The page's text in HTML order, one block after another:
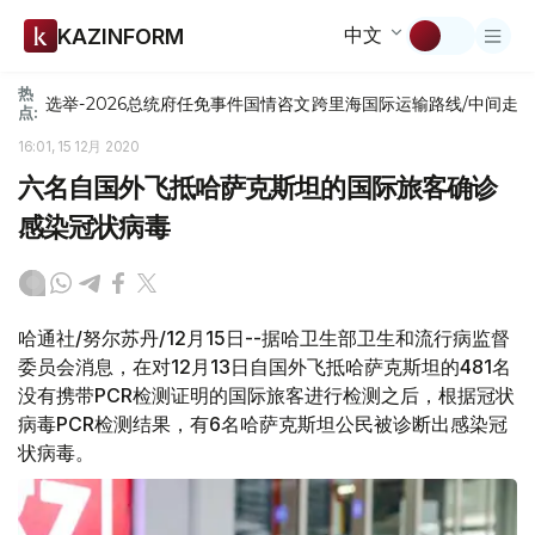
KAZINFORM 中文
热
点: 选举-2026总统府任免事件国情咨文跨里海国际运输路线/中间走廊
16:01, 15 12月 2020
六名自国外飞抵哈萨克斯坦的国际旅客确诊
感染冠状病毒
哈通社/努尔苏丹/12月15日--据哈卫生部卫生和流行病监督
委员会消息，在对12月13日自国外飞抵哈萨克斯坦的481名
没有携带PCR检测证明的国际旅客进行检测之后，根据冠状
病毒PCR检测结果，有6名哈萨克斯坦公民被诊断出感染冠
状病毒。